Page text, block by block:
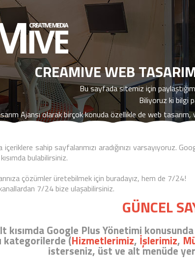
HAKKIMIZDA
CREAMIVE WEB
Bu sayfada sitemiz için
Biliyoruz ki bilgi
Ajansı olarak birçok konuda özellikle de web
içeriklere sahip sayfalarımızı aradığınızı varsayıyoruz.
bulabilirsiniz.
çözümler üretebilmek için buradayız, hem de 7/24!
7/24 bize ulaşabilirsiniz.
GÜNCEL
kısımdaGoogle Plus Yönetimi
kategorilerde (Hizmetlerimiz, İşlerimiz,
isterseniz, üst ve alt menüde